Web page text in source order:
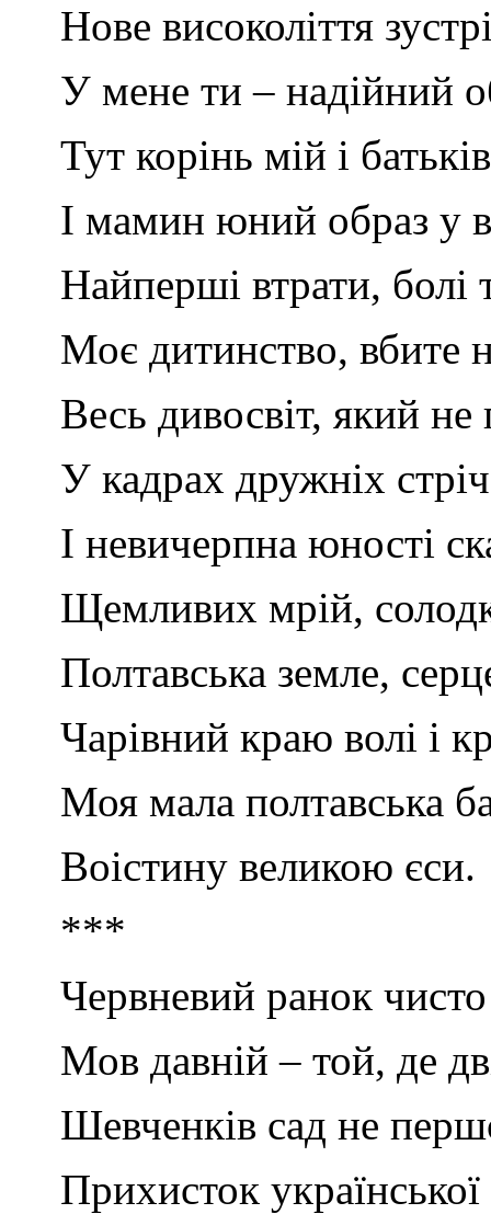
Нове високоліття
У мене ти – надійний
Тут корінь мій і
І мамин юний образ у
Найперші втрати, болі
Моє дитинство, вбите
Весь дивосвіт, який не
У кадрах дружніх
І невичерпна юності
Щемливих мрій,
Полтавська земле,
Чарівний краю волі і
Моя мала полтавська
Воістину великою єси.
***
Червневий ранок
Мов давній – той, де
Шевченків сад не
Прихисток